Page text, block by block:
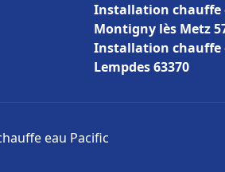
Installation chauffe
Montigny lès Metz
Installation chauffe
Lempdes 63370
eau Pacific